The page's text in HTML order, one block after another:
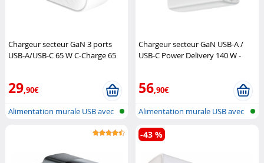
Chargeur secteur GaN 3 ports
USB-A/USB-C 65 W C-Charge 65
29,90€
Alimentation murale USB avec
Chargeur secteur GaN USB-A /
USB-C Power Delivery 140 W -
56,90€
Alimentation murale USB avec
USB-A...
-43 %